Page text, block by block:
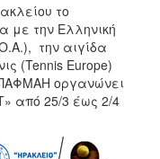
το
με την Ελληνική
την αιγίδα
(Tennis Europe)
οργανώνει
από 25/3 έως 2/4